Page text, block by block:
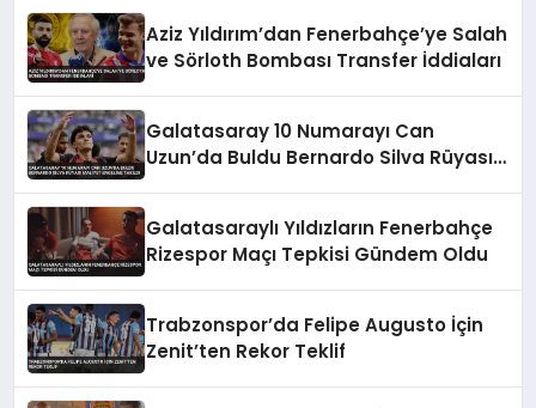
Aziz Yıldırım’dan Fenerbahçe’ye Salah
ve Sörloth Bombası Transfer İddiaları
Galatasaray 10 Numarayı Can
Uzun’da Buldu Bernardo Silva Rüyası
Galatasaraylı Yıldızların Fenerbahçe
Rizespor Maçı Tepkisi Gündem Oldu
Trabzonspor’da Felipe Augusto İçin
Zenit’ten Rekor Teklif